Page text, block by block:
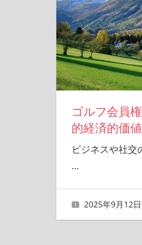
ゴルフ会員
的経済的価
ビジネスや社交
…
2025年9月12日